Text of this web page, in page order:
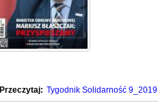
Przeczytaj: Tygodnik Solidarność 9_2019